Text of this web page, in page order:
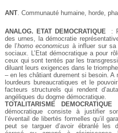
ANT . Communauté humaine, horde,
ANALOG. ETAT DEMOCRATIQUE
:
des urnes, la démocratie
de l’homo economicus à influer sur sa
sociaux. L’Etat démocratique a pour
ceux qui sont tentés par les
diluant leurs exigences dans le
– en les châtiant durement si besoin. A
lourdeurs bureaucratiques et le
facteurs structurels qui rendent
angéliques du dogme démocratique.
TOTALITARISME DEMOCRATIQUE
démocratique consiste à justifier
l’éventail de libertés formelles qu’il
peut se targuer d’avoir ébranlé les